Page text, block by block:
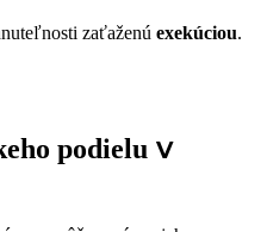
zaťaženú exekúciou.
podielu v